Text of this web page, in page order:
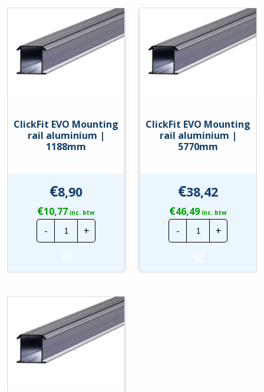
ClickFit EVO Mounting
rail aluminium |
1188mm
€8,90
€10,77 inc. btw
-
ClickFit
EVO
Mounting
|
+
ClickFit EVO Mounting
rail aluminium |
5770mm
€38,42
€46,49 inc. btw
-
ClickFit
EVO
Mounting
|
+